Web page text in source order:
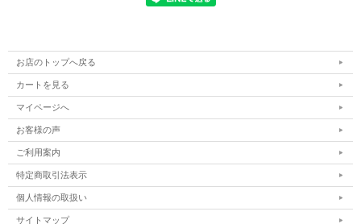
お店のトップへ戻る
カートを見る
マイページへ
お客様の声
ご利用案内
特定商取引法表示
個人情報の取扱い
サイトマップ